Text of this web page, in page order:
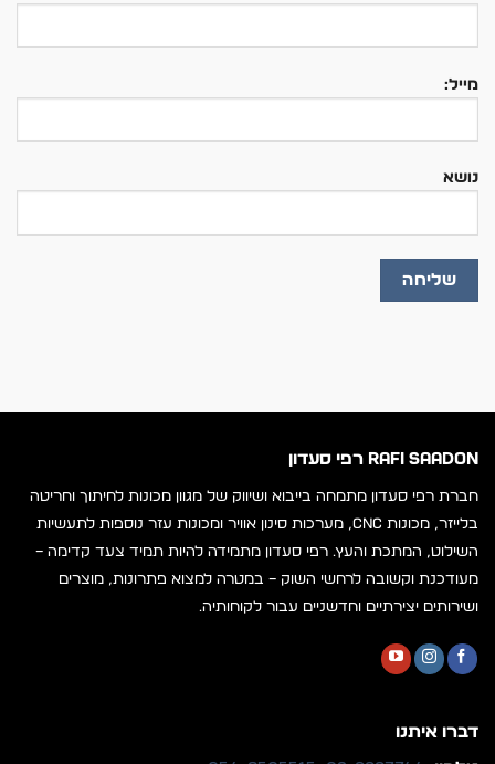
מייל:
נושא
RAFI SAADON רפי סעדון
חברת רפי סעדון מתמחה בייבוא ושיווק של מגוון מכונות לחיתוך וחריטה
בלייזר, מכונות CNC, מערכות סינון אוויר ומכונות עזר נוספות לתעשיות
השילוט, המתכת והעץ. רפי סעדון מתמידה להיות תמיד צעד קדימה –
מעודכנת וקשובה לרחשי השוק – במטרה למצוא פתרונות, מוצרים
ושירותים יצירתיים וחדשניים עבור לקוחותיה.
דברו איתנו